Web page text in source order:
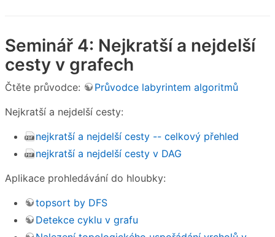
Seminář 4: Nejkratší a nejdelší
cesty v grafech
Čtěte průvodce:
Průvodce labyrintem algoritmů
Nejkratší a nejdelší cesty:
nejkratší a nejdelší cesty -- celkový přehled
nejkratší a nejdelší cesty v DAG
Aplikace prohledávání do hloubky:
topsort by DFS
Detekce cyklu v grafu